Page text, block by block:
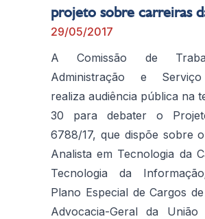
projeto sobre carreiras
29/05/2017
A Comissão de
Administração e
realiza audiência pública na
30 para debater o
6788/17, que dispõe sobre
Analista em Tecnologia da
Tecnologia da
Plano Especial de Cargos
Advocacia-Geral da União